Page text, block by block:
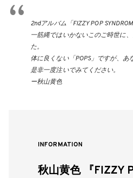
2ndアルバム「FIZZY POP
一筋縄ではいかないこのご時世に
た。
体に良くない「POPS」ですが、あ
是非一度注いでみてください。
ー秋山黄色
INFORMATION
秋山黄色 『FIZZY